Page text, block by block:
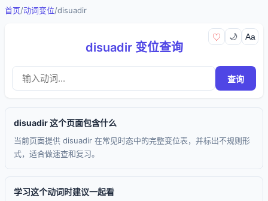
首页/动词变位/disuadir
♡ 🌙 Aa
disuadir 变位查询
查询
disuadir 这个页面包含什么
当前页面提供 disuadir 在常见时态中的完整变位表，并标出不规则形
式，适合做速查和复习。
学习这个动词时建议一起看